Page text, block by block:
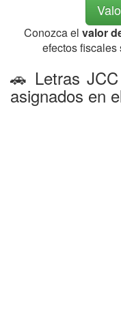
Conozca el valor
efectos
🚗 Letras
asignados en